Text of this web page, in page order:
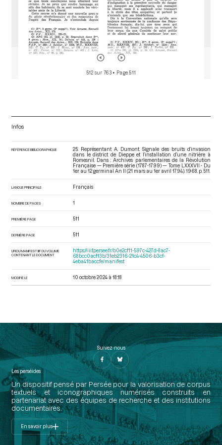
512 sur 763 • Page 511
Infos
RÉFÉRENCE BIBLIOGRAPHIQUE
25. Représentant A. Dumont. Signale des bruits d’invasion
dans le district de Dieppe et l’installation d’une nitrière à
Romesnil. Dans : Archives parlementaires de la Révolution
Française — Première série (1787-1799) — Tome LXXXVII - Du
1er au 12 germinal An II (21 mars au 1er avril 1794) . 1968. p. 511.
LANGUE PRINCIPALE Français
NOMBRE DE PAGES 1
PREMIÈRE PAGE 511
DERNIÈRE PAGE 511
URI DU MANIFEST IIIF DU VOLUME
CONTENANT LE DOCUMENT
https://iiif.persee.fr/b0e2cf11-597c-427d-8ac7-
68bcc0acf13b/31eb2316-21c4-4506-b3cf-
4eba41baccfe/manifest
MODIFIÉ LE 10 octobre 2024 à 18:18
Suivez-nous
Les perséides
Un dispositif pensé par Persée pour la valorisation de corpus
textuels et iconographiques numérisés construits en
partenariat avec des équipes de recherche et des institutions
documentaires.
En savoir plus